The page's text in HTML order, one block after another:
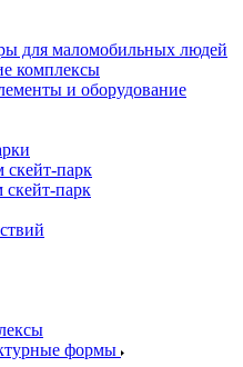
для маломобильных людей
комплексы
и оборудование
парк
парк
формы